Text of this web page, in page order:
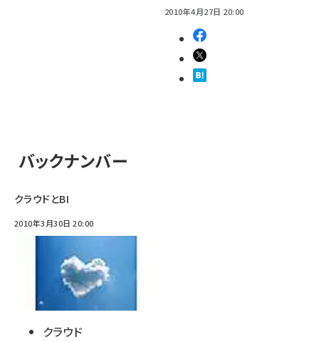
2010年4月27日 20:00
バックナンバー
クラウドとBI
2010年3月30日 20:00
クラウド